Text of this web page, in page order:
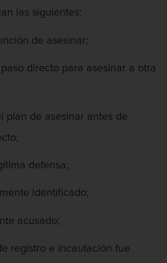
las siguientes:
de asesinar;
directo para asesinar a otra
plan de asesinar antes de
defensa;
identificado;
acusado;
registro e incautación fue
De Defensa De Agresión
De Delitos De Drogas
Ancianos Y Adultos
Abuso Infantil